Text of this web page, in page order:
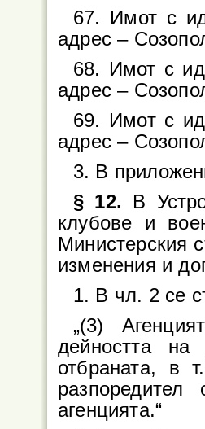
67. Имот с
адрес –
68. Имот с
адрес –
69. Имот с
адрес –
3. В
§ 12. В
клубове и
Министерския
изменения и
1. В чл. 2 се
„(3)
дейността на
отбраната, в
агенцията.“